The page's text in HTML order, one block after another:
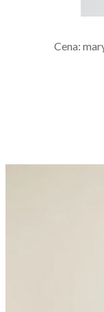
Cena: